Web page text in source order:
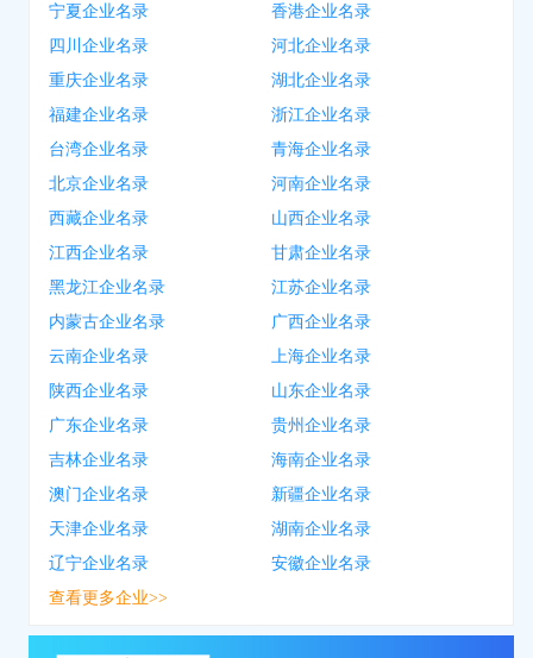
宁夏企业名录
香港企业名录
四川企业名录
河北企业名录
重庆企业名录
湖北企业名录
福建企业名录
浙江企业名录
台湾企业名录
青海企业名录
北京企业名录
河南企业名录
西藏企业名录
山西企业名录
江西企业名录
甘肃企业名录
黑龙江企业名录
江苏企业名录
内蒙古企业名录
广西企业名录
云南企业名录
上海企业名录
陕西企业名录
山东企业名录
广东企业名录
贵州企业名录
吉林企业名录
海南企业名录
澳门企业名录
新疆企业名录
天津企业名录
湖南企业名录
辽宁企业名录
安徽企业名录
查看更多企业>>